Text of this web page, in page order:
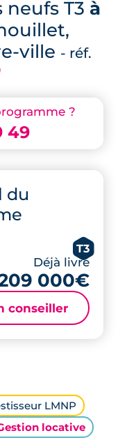
?
49
du
T3
Déjà livré
000€
conseiller
T3 à
ville - réf.
LMNP
locative